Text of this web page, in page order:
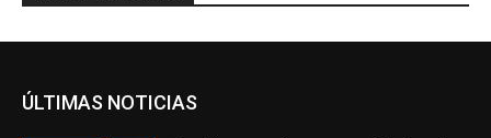
ÚLTIMAS NOTICIAS